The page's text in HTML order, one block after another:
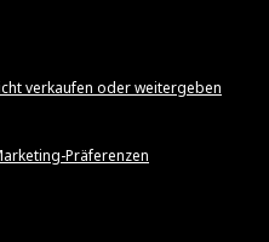
verkaufen oder weitergeben
Präferenzen